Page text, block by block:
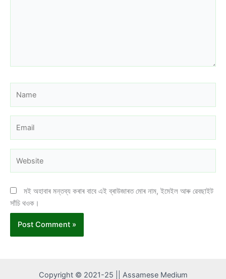
মই অহাবাৰ মন্তব্য কৰাৰ বাবে এই ব্ৰাউজাৰত মোৰ নাম, ইমেইল আৰু ৱেবছাইট
সাঁচি থওক।
Copyright © 2021-25 || Assamese Medium